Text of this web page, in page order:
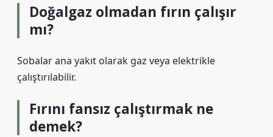
Doğalgaz olmadan fırın çalışır
mı?
Sobalar ana yakıt olarak gaz veya elektrikle
çalıştırılabilir.
Fırını fansız çalıştırmak ne
demek?